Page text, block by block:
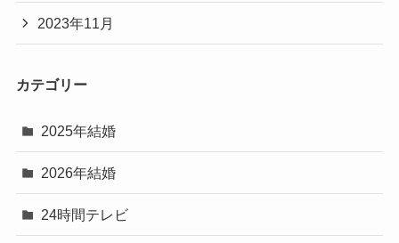
2023年11月
カテゴリー
2025年結婚
2026年結婚
24時間テレビ